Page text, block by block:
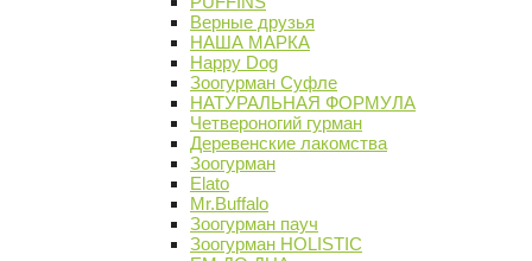
Верные друзья
НАША МАРКА
Happy Dog
Зоогурман Суфле
НАТУРАЛЬНАЯ ФОРМУЛА
Четвероногий гурман
Деревенские лакомства
Зоогурман
Elato
Mr.Buffalo
Зоогурман пауч
Зоогурман HOLISTIC